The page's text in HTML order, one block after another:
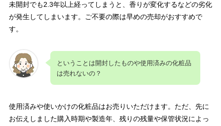
未開封でも2.3年以上経ってしまうと、香りが変化するなどの劣化
が発生してしまいます。ご不要の際は早めの売却がおすすめで
す。
ということは開封したものや使用済みの化粧品
は売れないの？
使用済みや使いかけの化粧品はお売りいただけます。ただ、先に
お伝えしました購入時期や製造年、残りの残量や保管状況によっ